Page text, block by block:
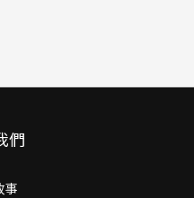
們
事